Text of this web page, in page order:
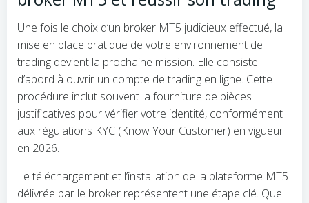
Une fois le choix d’un broker MT5 judicieux effectué, la
mise en place pratique de votre environnement de
trading devient la prochaine mission. Elle consiste
d’abord à ouvrir un compte de trading en ligne. Cette
procédure inclut souvent la fourniture de pièces
justificatives pour vérifier votre identité, conformément
aux régulations KYC (Know Your Customer) en vigueur
en 2026.
Le téléchargement et l’installation de la plateforme MT5
délivrée par le broker représentent une étape clé. Que